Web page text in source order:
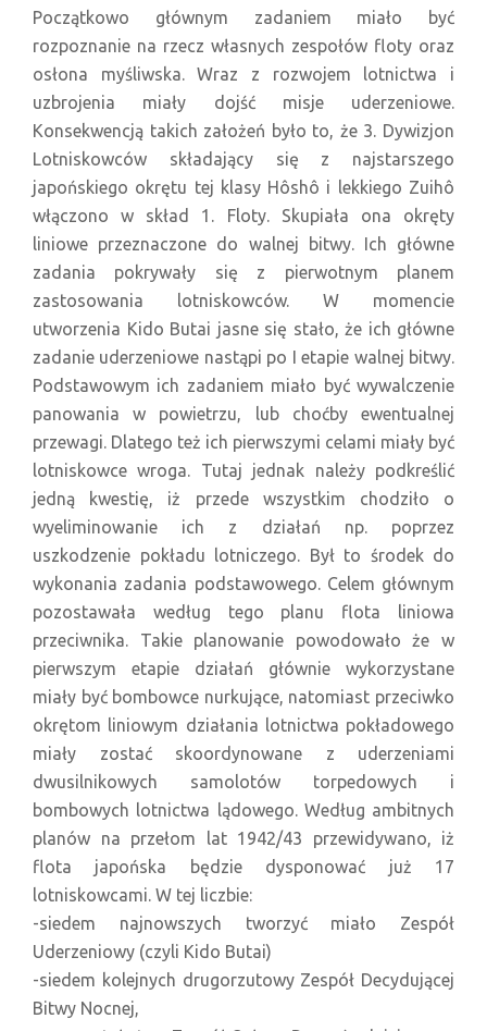
Początkowo głównym zadaniem miało być
rozpoznanie na rzecz własnych zespołów floty oraz
osłona myśliwska. Wraz z rozwojem lotnictwa i
uzbrojenia miały dojść misje uderzeniowe.
Konsekwencją takich założeń było to, że 3. Dywizjon
Lotniskowców składający się z najstarszego
japońskiego okrętu tej klasy Hôshô i lekkiego Zuihô
włączono w skład 1. Floty. Skupiała ona okręty
liniowe przeznaczone do walnej bitwy. Ich główne
zadania pokrywały się z pierwotnym planem
zastosowania lotniskowców. W momencie
utworzenia Kido Butai jasne się stało, że ich główne
zadanie uderzeniowe nastąpi po I etapie walnej bitwy.
Podstawowym ich zadaniem miało być wywalczenie
panowania w powietrzu, lub choćby ewentualnej
przewagi. Dlatego też ich pierwszymi celami miały być
lotniskowce wroga. Tutaj jednak należy podkreślić
jedną kwestię, iż przede wszystkim chodziło o
wyeliminowanie ich z działań np. poprzez
uszkodzenie pokładu lotniczego. Był to środek do
wykonania zadania podstawowego. Celem głównym
pozostawała według tego planu flota liniowa
przeciwnika. Takie planowanie powodowało że w
pierwszym etapie działań głównie wykorzystane
miały być bombowce nurkujące, natomiast przeciwko
okrętom liniowym działania lotnictwa pokładowego
miały zostać skoordynowane z uderzeniami
dwusilnikowych samolotów torpedowych i
bombowych lotnictwa lądowego. Według ambitnych
planów na przełom lat 1942/43 przewidywano, iż
flota japońska będzie dysponować już 17
lotniskowcami. W tej liczbie:
-siedem najnowszych tworzyć miało Zespół
Uderzeniowy (czyli Kido Butai)
-siedem kolejnych drugorzutowy Zespół Decydującej
Bitwy Nocnej,